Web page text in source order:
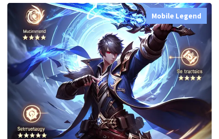
Mobile Legend